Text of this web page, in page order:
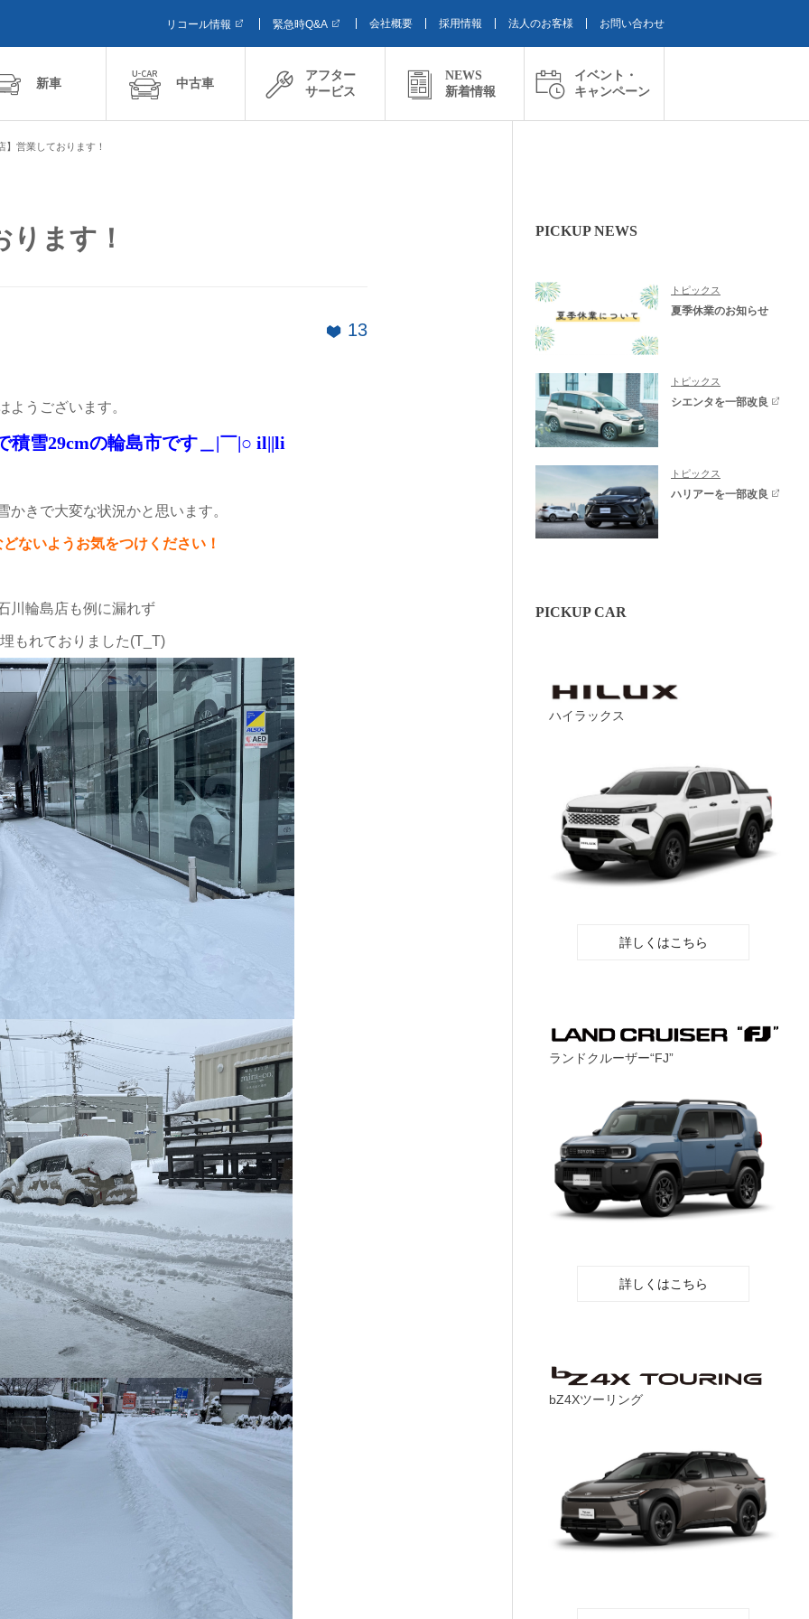
リコール情報 緊急時Q&A 会社概要 採用情報 法人のお客様 お問い合わせ
新車 中古車
アフター
サービス
NEWS
新着情報
イベント・
キャンペーン
】営業しております！
ます！
13
ようございます。
積雪29cmの輪島市です＿|￣|○ il||li
かきで大変な状況かと思います。
ないようお気をつけください！
川輪島店も例に漏れず
もれておりました(T_T)
PICKUP NEWS
トピックス
夏季休業のお知らせ
トピックス
シエンタを一部改良
トピックス
ハリアーを一部改良
PICKUP CAR
ハイラックス
詳しくはこちら
ランドクルーザー“FJ”
詳しくはこちら
bZ4Xツーリング